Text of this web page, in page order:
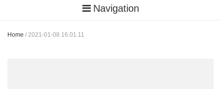
Navigation
Home / 2021-01-08 16.01.11